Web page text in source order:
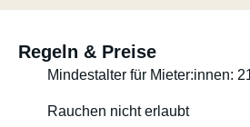
Regeln & Preise
Mindestalter für Mieter:innen:
Rauchen nicht erlaubt